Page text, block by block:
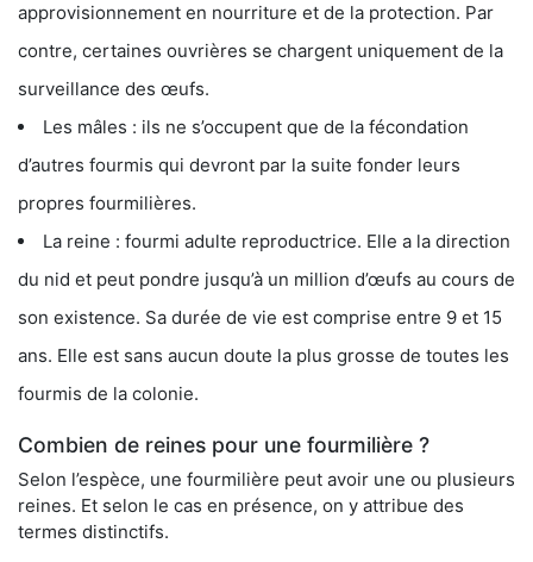
approvisionnement en nourriture et de la protection. Par
contre, certaines ouvrières se chargent uniquement de la
surveillance des œufs.
Les mâles : ils ne s’occupent que de la fécondation
d’autres fourmis qui devront par la suite fonder leurs
propres fourmilières.
La reine : fourmi adulte reproductrice. Elle a la direction
du nid et peut pondre jusqu’à un million d’œufs au cours de
son existence. Sa durée de vie est comprise entre 9 et 15
ans. Elle est sans aucun doute la plus grosse de toutes les
fourmis de la colonie.
Combien de reines pour une fourmilière ?
Selon l’espèce, une fourmilière peut avoir une ou plusieurs
reines. Et selon le cas en présence, on y attribue des
termes distinctifs.